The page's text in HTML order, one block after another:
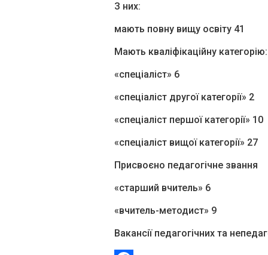
З них:
мають повну вищу освіту 41
Мають кваліфікаційну категорію:
«спеціаліст» 6
«спеціаліст другої категорії» 2
«спеціаліст першої категорії» 10
«спеціаліст вищої категорії» 27
Присвоєно педагогічне звання
«старший вчитель» 6
«вчитель-методист» 9
Вакансії педагогічних та